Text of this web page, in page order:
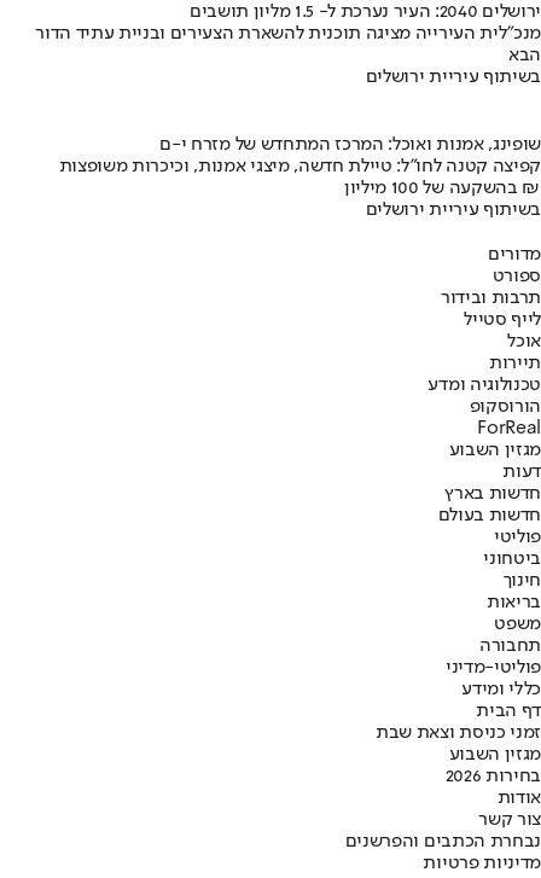
ירושלים 2040: העיר נערכת ל- 1.5 מליון תושבים
מנכ"לית העירייה מציגה תוכנית להשארת הצעירים ובניית עתיד הדור
הבא
בשיתוף עיריית ירושלים
שופינג, אמנות ואוכל: המרכז המתחדש של מזרח י-ם
קפיצה קטנה לחו"ל: טיילת חדשה, מיצגי אמנות, וכיכרות משופצות
בהשקעה של 100 מיליון ₪
בשיתוף עיריית ירושלים
מדורים
ספורט
תרבות ובידור
לייף סטייל
אוכל
תיירות
טכנולוגיה ומדע
הורוסקופ
ForReal
מגזין השבוע
דעות
חדשות בארץ
חדשות בעולם
פוליטי
ביטחוני
חינוך
בריאות
משפט
תחבורה
פוליטי-מדיני
כללי ומידע
דף הבית
זמני כניסת וצאת שבת
מגזין השבוע
בחירות 2026
אודות
צור קשר
נבחרת הכתבים והפרשנים
מדיניות פרטיות